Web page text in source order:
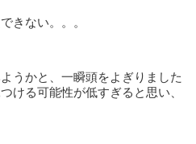
きない。。。
うかと、一瞬頭をよぎりました
ける可能性が低すぎると思い、